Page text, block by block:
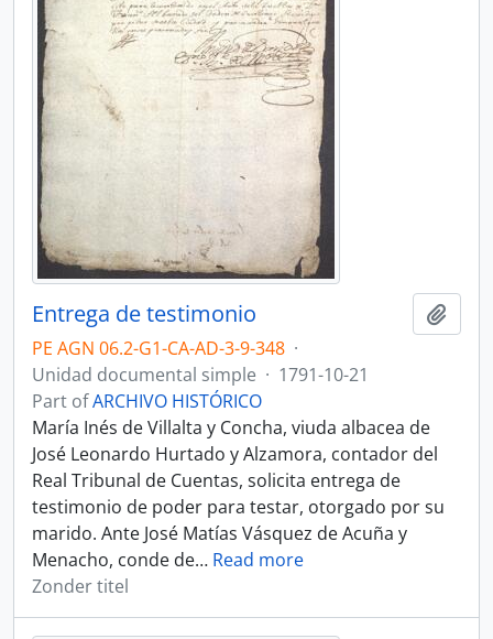
Entrega de testimonio
PE AGN 06.2-G1-CA-AD-3-9-348 ·
Unidad documental simple · 1791-10-21
Part ofARCHIVO HISTÓRICO
María Inés de Villalta y Concha, viuda albacea de
José Leonardo Hurtado y Alzamora, contador del
Real Tribunal de Cuentas, solicita entrega de
testimonio de poder para testar, otorgado por su
marido. Ante José Matías Vásquez de Acuña y
Menacho, conde de… Read more
Zonder titel